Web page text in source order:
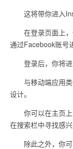
这将带你进入
在登录页面上，
通过Facebook账号
登录后，你将进
与移动端应用类
设计。
你可以在主页上
在搜索栏中寻找感
除此之外，你可